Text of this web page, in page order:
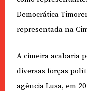
Democrática
representada na
A cimeira acabaria
diversas forças
agência Lusa, em